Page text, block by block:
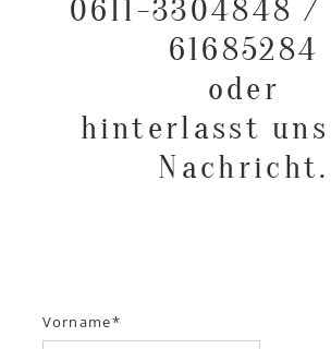
0611-3304848 /
61685284
oder
hinterlasst
Nachricht.
Vorname